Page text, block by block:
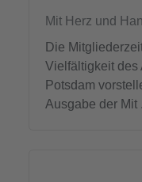
Mit Herz und
Die
Vielfältigkeit des
Potsdam
Ausgabe der Mit